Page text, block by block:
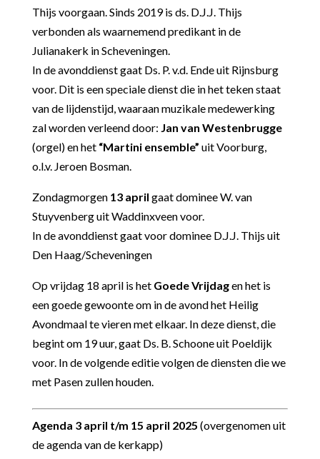
Thijs voorgaan. Sinds 2019 is ds. D.J.J. Thijs
verbonden als waarnemend predikant in de
Julianakerk in Scheveningen.
In de avonddienst gaat Ds. P. v.d. Ende uit Rijnsburg
voor. Dit is een speciale dienst die in het teken staat
van de lijdenstijd, waaraan muzikale medewerking
zal worden verleend door: Jan van Westenbrugge
(orgel) en het “Martini ensemble” uit Voorburg,
o.l.v. Jeroen Bosman.
Zondagmorgen 13 april gaat dominee W. van
Stuyvenberg uit Waddinxveen voor.
In de avonddienst gaat voor dominee D.J.J. Thijs uit
Den Haag/Scheveningen
Op vrijdag 18 april is het Goede Vrijdagen het is
een goede gewoonte om in de avond het Heilig
Avondmaal te vieren met elkaar. In deze dienst, die
begint om 19 uur, gaat Ds. B. Schoone uit Poeldijk
voor. In de volgende editie volgen de diensten die we
met Pasen zullen houden.
Agenda 3 april t/m 15 april 2025 (overgenomen uit
de agenda van de kerkapp)